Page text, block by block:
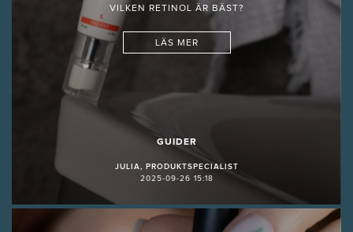
VILKEN RETINOL ÄR BÄST?
LÄS MER
GUIDER
JULIA, PRODUKTSPECIALIST
2025-09-26 15:18